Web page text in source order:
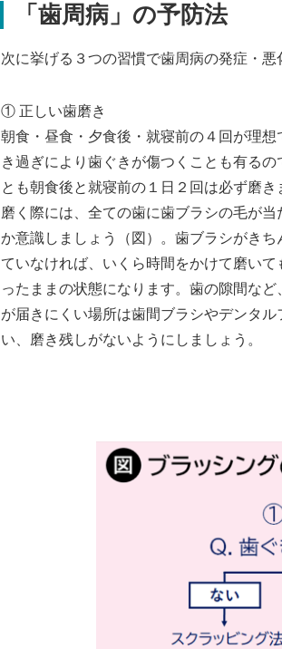
「歯周病」の予防法
次に挙げる３つの習慣で歯周病の発症・
① 正しい歯磨き
朝食・昼食・夕食後・就寝前の４回が理想
き過ぎにより歯ぐきが傷つくことも有るの
とも朝食後と就寝前の１日２回は必ず磨き
磨く際には、全ての歯に歯ブラシの毛が当
か意識しましょう（図）。歯ブラシがきち
ていなければ、いくら時間をかけて磨いて
ったままの状態になります。歯の隙間など
が届きにくい場所は歯間ブラシやデンタル
い、磨き残しがないようにしましょう。